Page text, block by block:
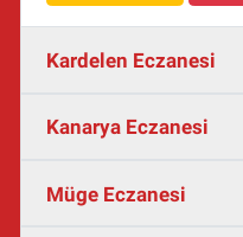
Kardelen Eczanesi
Kanarya Eczanesi
Müge Eczanesi